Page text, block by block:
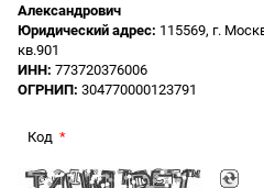
Александрович
Юридический адрес: 115569, г.
кв.901
ИНН: 773720376006
ОГРНИП: 304770000123791
Код